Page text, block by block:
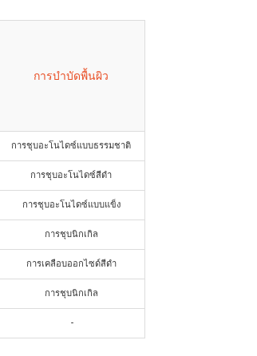
การบำบัดพื้นผิว
การชุบอะโนไดซ์แบบธรรมชาติ
การชุบอะโนไดซ์สีดำ
การชุบอะโนไดซ์แบบแข็ง
การชุบนิกเกิล
การเคลือบออกไซด์สีดำ
การชุบนิกเกิล
-